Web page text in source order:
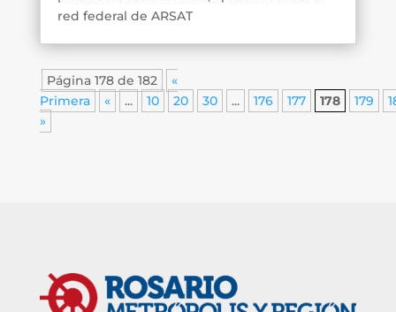
red federal de ARSAT
Página 178 de 182
«
Primera
« ... 10 20 30 ... 176 177 178 179
»